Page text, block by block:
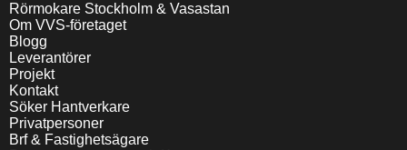
Rörmokare Stockholm & Vasastan
Om VVS-företaget
Blogg
Leverantörer
Projekt
Kontakt
Söker Hantverkare
Privatpersoner
Brf & Fastighetsägare